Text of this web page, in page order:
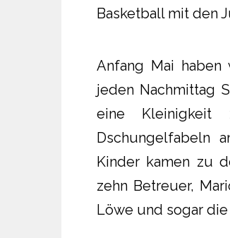
Basketball mit den
Anfang Mai
jeden Nachmittag
eine Kleinigkeit
Dschungelfabeln
Kinder kamen zu
zehn Betreuer,
Löwe und sogar